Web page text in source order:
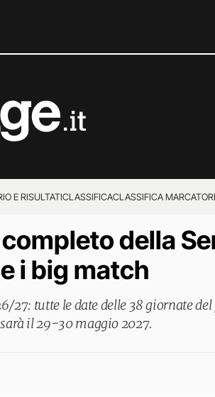
E RISULTATICLASSIFICACLASSIFICA MARCATORI
della
i big match
27: tutte le date delle 38 giornate
il 29-30 maggio 2027.